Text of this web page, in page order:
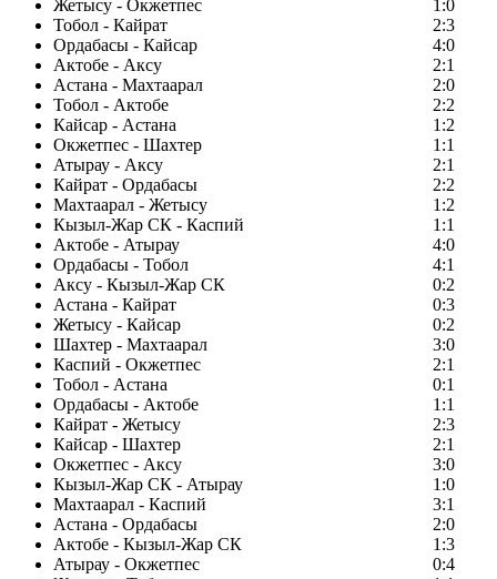
Жетысу - Окжетпес
1:0
Тобол - Кайрат
2:3
Ордабасы - Кайсар
4:0
Актобе - Аксу
2:1
Астана - Махтаарал
2:0
Тобол - Актобе
2:2
Кайсар - Астана
1:2
Окжетпес - Шахтер
1:1
Атырау - Аксу
2:1
Кайрат - Ордабасы
2:2
Махтаарал - Жетысу
1:2
Кызыл-Жар СК - Каспий
1:1
Актобе - Атырау
4:0
Ордабасы - Тобол
4:1
Аксу - Кызыл-Жар СК
0:2
Астана - Кайрат
0:3
Жетысу - Кайсар
0:2
Шахтер - Махтаарал
3:0
Каспий - Окжетпес
2:1
Тобол - Астана
0:1
Ордабасы - Актобе
1:1
Кайрат - Жетысу
2:3
Кайсар - Шахтер
2:1
Окжетпес - Аксу
3:0
Кызыл-Жар СК - Атырау
1:0
Махтаарал - Каспий
3:1
Астана - Ордабасы
2:0
Актобе - Кызыл-Жар СК
1:3
Атырау - Окжетпес
0:4